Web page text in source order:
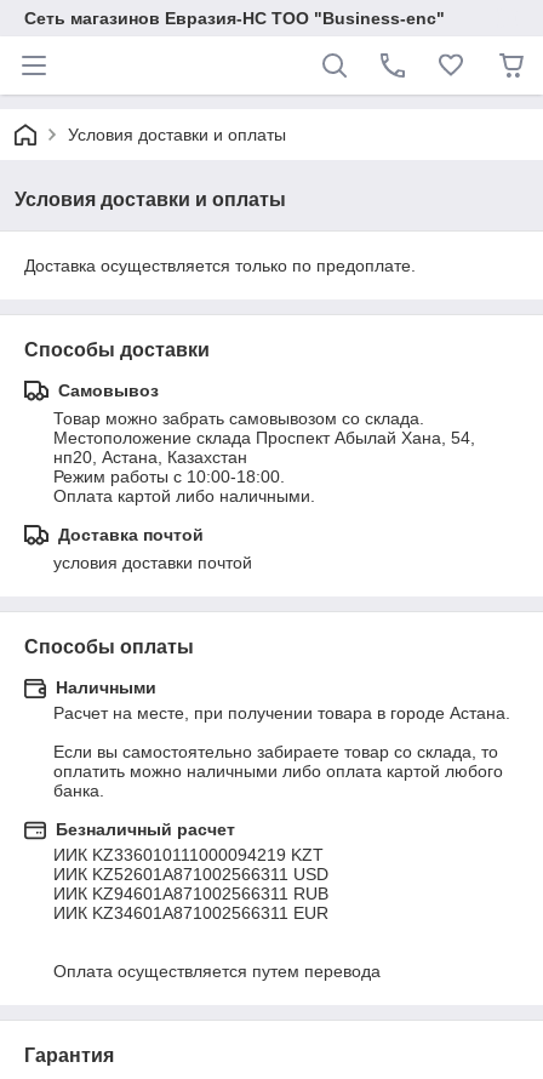
Сеть магазинов Евразия-НС ТОО "Business-enc"
Условия доставки и оплаты
Условия доставки и оплаты
Доставка осуществляется только по предоплате.
Способы доставки
Самовывоз
Товар можно забрать самовывозом со склада.
Местоположение склада Проспект Абылай Хана, 54,
нп20, Астана, Казахстан
Режим работы с 10:00-18:00.
Оплата картой либо наличными.
Доставка почтой
условия доставки почтой
Способы оплаты
Наличными
Расчет на месте, при получении товара в городе Астана.
Если вы самостоятельно забираете товар со склада, то
оплатить можно наличными либо оплата картой любого
банка.
Безналичный расчет
ИИК KZ336010111000094219 KZT
ИИК KZ52601А871002566311 USD
ИИК KZ94601A871002566311 RUB
ИИК KZ34601A871002566311 EUR
Оплата осуществляется путем перевода
Гарантия